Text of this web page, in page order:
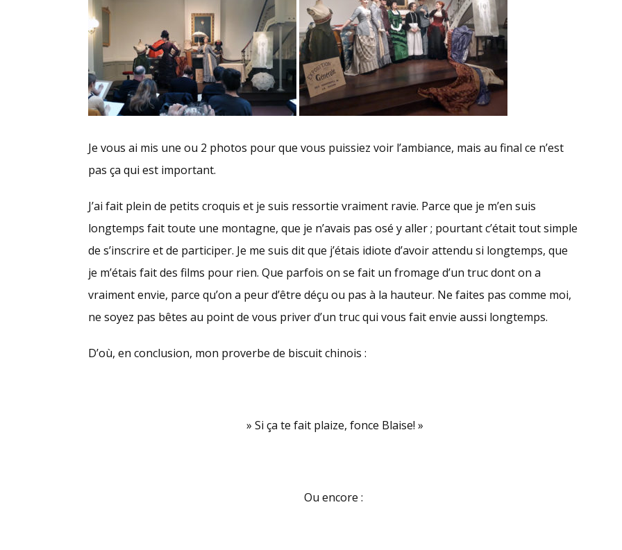
Je vous ai mis une ou 2 photos pour que vous puissiez voir l’ambiance, mais au final ce n’est
pas ça qui est important.
J’ai fait plein de petits croquis et je suis ressortie vraiment ravie. Parce que je m’en suis
longtemps fait toute une montagne, que je n’avais pas osé y aller ; pourtant c’était tout simple
de s’inscrire et de participer. Je me suis dit que j’étais idiote d’avoir attendu si longtemps, que
je m’étais fait des films pour rien. Que parfois on se fait un fromage d’un truc dont on a
vraiment envie, parce qu’on a peur d’être déçu ou pas à la hauteur. Ne faites pas comme moi,
ne soyez pas bêtes au point de vous priver d’un truc qui vous fait envie aussi longtemps.
D’où, en conclusion, mon proverbe de biscuit chinois :
» Si ça te fait plaize, fonce Blaise! »
Ou encore :